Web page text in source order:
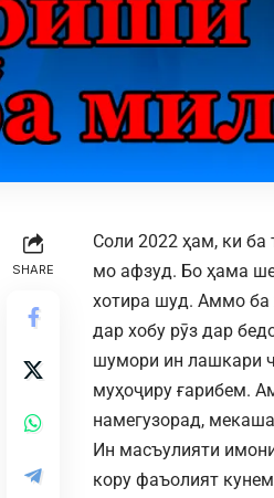
SHARE
Соли 2022 ҳам, ки ба
мо афзуд. Бо ҳама
хотира шуд. Аммо ба
дар хобу рӯз дар
шумори ин лашкари
муҳоҷиру ғарибем.
намегузорад,
Ин масъулияти
кору фаъолият